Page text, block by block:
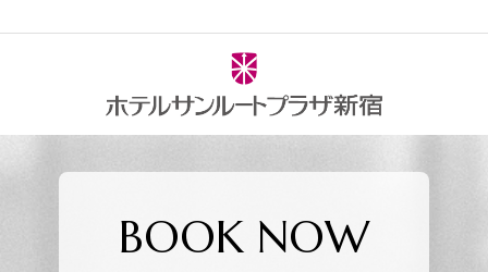
BOOK NOW